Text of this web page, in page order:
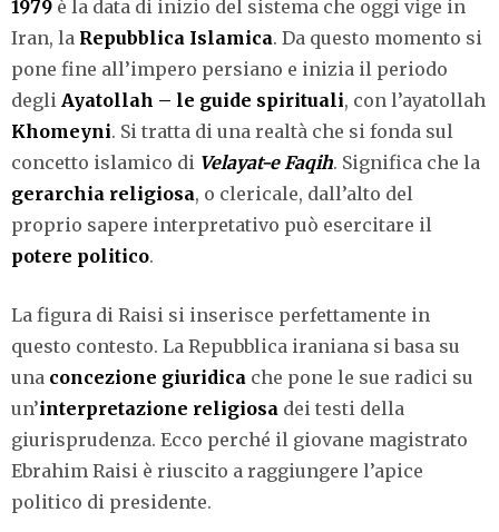
1979 è la data di inizio del sistema che oggi vige in
Iran, la Repubblica Islamica. Da questo momento si
pone fine all’impero persiano e inizia il periodo
degli Ayatollah – le guide spirituali, con l’ayatollah
Khomeyni. Si tratta di una realtà che si fonda sul
concetto islamico di Velayat-e Faqih. Significa che la
gerarchia religiosa, o clericale, dall’alto del
proprio sapere interpretativo può esercitare il
potere politico.
La figura di Raisi si inserisce perfettamente in
questo contesto. La Repubblica iraniana si basa su
una concezione giuridica che pone le sue radici su
un’interpretazione religiosa dei testi della
giurisprudenza. Ecco perché il giovane magistrato
Ebrahim Raisi è riuscito a raggiungere l’apice
politico di presidente.